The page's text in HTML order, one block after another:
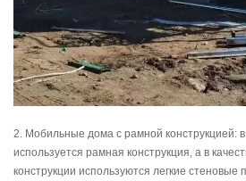
2. Мобильные дома с рамной конструкцией:
используется рамная конструкция, а в
конструкции используются легкие